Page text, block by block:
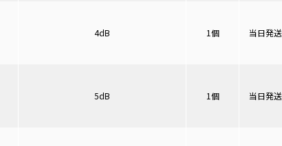
4dB
5dB
1個 当日発送
1個 当日発送